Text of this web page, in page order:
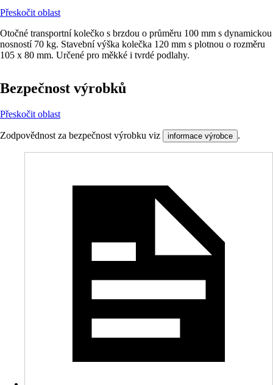
Přeskočit oblast
Otočné transportní kolečko s brzdou o průměru 100 mm s dynamickou
nosností 70 kg. Stavební výška kolečka 120 mm s plotnou o rozměru
105 x 80 mm. Určené pro měkké i tvrdé podlahy.
Bezpečnost výrobků
Přeskočit oblast
Zodpovědnost za bezpečnost výrobku viz informace výrobce .